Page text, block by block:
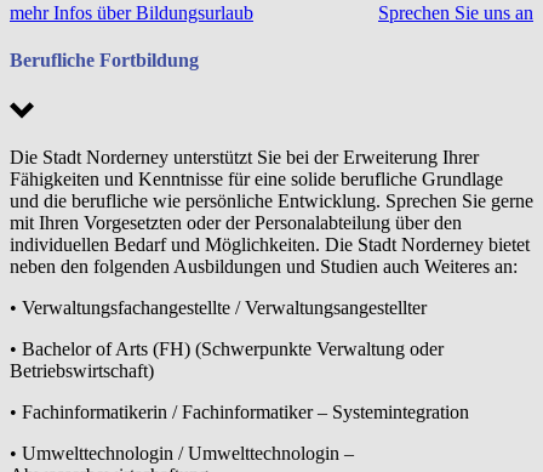
mehr Infos über Bildungsurlaub Sprechen Sie uns an
Berufliche Fortbildung
Die Stadt Norderney unterstützt Sie bei der Erweiterung Ihrer
Fähigkeiten und Kenntnisse für eine solide berufliche Grundlage
und die berufliche wie persönliche Entwicklung. Sprechen Sie gerne
mit Ihren Vorgesetzten oder der Personalabteilung über den
individuellen Bedarf und Möglichkeiten. Die Stadt Norderney bietet
neben den folgenden Ausbildungen und Studien auch Weiteres an:
• Verwaltungsfachangestellte / Verwaltungsangestellter
• Bachelor of Arts (FH) (Schwerpunkte Verwaltung oder
Betriebswirtschaft)
• Fachinformatikerin / Fachinformatiker – Systemintegration
• Umwelttechnologin / Umwelttechnologin –